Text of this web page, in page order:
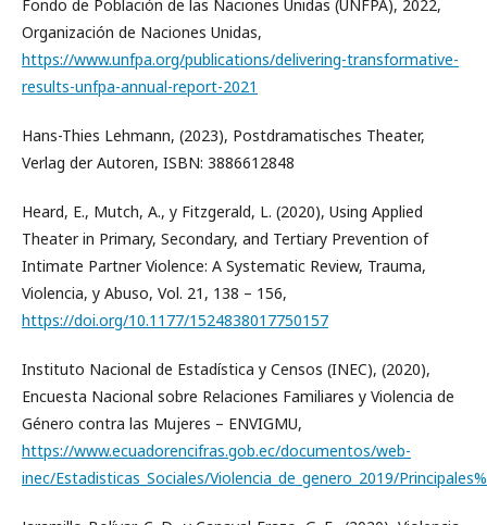
Fondo de Población de las Naciones Unidas (UNFPA), 2022,
Organización de Naciones Unidas,
https://www.unfpa.org/publications/delivering-transformative-
results-unfpa-annual-report-2021
Hans-Thies Lehmann, (2023), Postdramatisches Theater,
Verlag der Autoren, ISBN: 3886612848
Heard, E., Mutch, A., y Fitzgerald, L. (2020), Using Applied
Theater in Primary, Secondary, and Tertiary Prevention of
Intimate Partner Violence: A Systematic Review, Trauma,
Violencia, y Abuso, Vol. 21, 138 – 156,
https://doi.org/10.1177/1524838017750157
Instituto Nacional de Estadística y Censos (INEC), (2020),
Encuesta Nacional sobre Relaciones Familiares y Violencia de
Género contra las Mujeres – ENVIGMU,
https://www.ecuadorencifras.gob.ec/documentos/web-
inec/Estadisticas_Sociales/Violencia_de_genero_2019/